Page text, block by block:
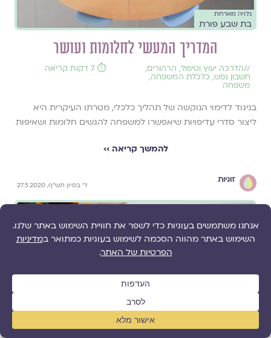
גלויה מארחת
בת שבע פורת
המדריך המעשי לחלומות ועושר
//הדרכה יעוץ וטיפול, הרהורים,
חשבון נפש, כלכלת המשפחה,
משפחה
⏱️ 7 דקות קריאה
בניגוד לדימוי הנוקשה של תהליך כלכלי, מטרתו העיקרית היא
ליצור סדרי עדיפויות שיאפשרו למשפחה להגשים חלומות ושאיפות
להמשך קריאה ››
זוגיות
ד' בסיון תש"ף, 27.5.2020